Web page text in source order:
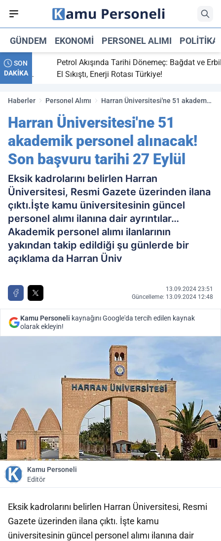
GÜNDEM EKONOMI PERSONEL ALIMI POLITIKA
SON
DAKİKA
maç
Petrol Akışında Tarihi Dönemeç: Bağdat ve Erbil
El Sıkıştı, Enerji Rotası Türkiye!
Haberler Personel Alımı
Harran Üniversitesi'ne 51 akademik
tarihi 27 Eylül
Harran Üniversitesi'ne 51
akademik personel alınacak!
Son başvuru tarihi 27 Eylül
Eksik kadrolarını belirlen Harran
Üniversitesi, Resmi Gazete üzerinden ilana
çıktı.İşte kamu üniversitesinin güncel
personel alımı ilanına dair ayrıntılar…
Akademik personel alımı ilanlarının
yakından takip edildiği şu günlerde bir
açıklama da Harran Üniv
13.09.2024 23:51
Güncelleme: 13.09.2024 12:48
Kamu Personeli kaynağını Google'da tercih edilen kaynak
olarak ekleyin!
Kamu Personeli
Editör
Eksik kadrolarını belirlen Harran Üniversitesi, Resmi
Gazete üzerinden ilana çıktı. İşte kamu
üniversitesinin güncel personel alımı ilanına dair